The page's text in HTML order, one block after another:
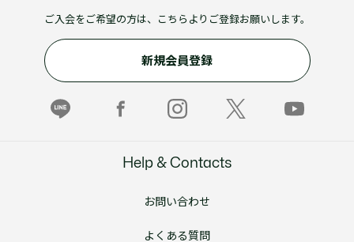
ご入会をご希望の方は、こちらよりご登録お願いします。
新規会員登録
Help & Contacts
お問い合わせ
よくある質問